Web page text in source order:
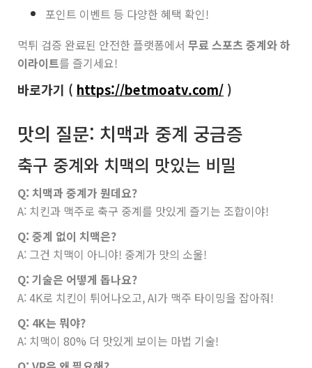
포인트 이벤트 등 다양한 혜택 확인!
먹튀 검증 완료된 안전한 플랫폼에서 무료 스포츠 중계와 하
이라이트를 즐기세요!
바로가기 ( https://betmoatv.com/ )
맛의 질문: 치맥과 중계 궁금증
축구 중계와 치맥의 맛있는 비밀
Q: 치맥과 중계가 뭔데요?
A: 치킨과 맥주로 축구 중계를 맛있게 즐기는 조합이야!
Q: 중계 없이 치맥은?
A: 그건 치맥이 아니야! 중계가 맛의 소울!
Q: 기술은 어떻게 돕나요?
A: 4K로 치킨이 튀어나오고, AI가 맥주 타이밍을 잡아줘!
Q: 4K는 뭐야?
A: 치맥이 80% 더 맛있게 보이는 마법 기술!